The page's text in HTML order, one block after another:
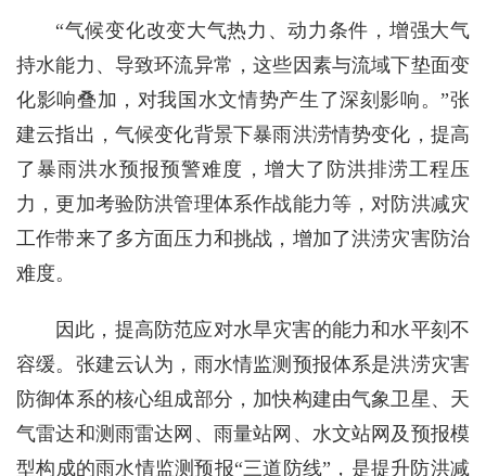
“气候变化改变大气热力、动力条件，增强大气
持水能力、导致环流异常，这些因素与流域下垫面变
化影响叠加，对我国水文情势产生了深刻影响。”张
建云指出，气候变化背景下暴雨洪涝情势变化，提高
了暴雨洪水预报预警难度，增大了防洪排涝工程压
力，更加考验防洪管理体系作战能力等，对防洪减灾
工作带来了多方面压力和挑战，增加了洪涝灾害防治
难度。
因此，提高防范应对水旱灾害的能力和水平刻不
容缓。张建云认为，雨水情监测预报体系是洪涝灾害
防御体系的核心组成部分，加快构建由气象卫星、天
气雷达和测雨雷达网、雨量站网、水文站网及预报模
型构成的雨水情监测预报“三道防线”，是提升防洪减